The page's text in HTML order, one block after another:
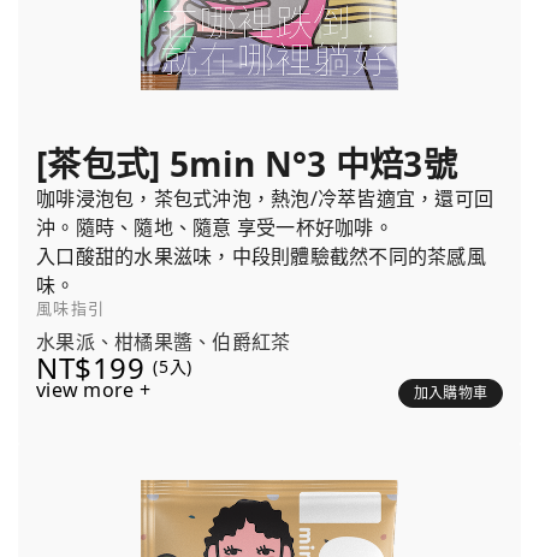
[茶包式] 5min N°3 中焙3號
咖啡浸泡包，茶包式沖泡，熱泡/冷萃皆適宜，還可回
沖。隨時、隨地、隨意 享受一杯好咖啡。
入口酸甜的水果滋味，中段則體驗截然不同的茶感風
味。
風味指引
水果派、柑橘果醬、伯爵紅茶
NT$199 (5入)
view more + 加入購物車